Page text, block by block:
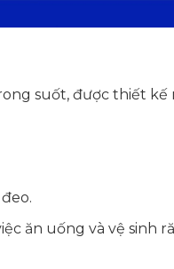
suốt, được thiết
ăn uống và vệ sinh